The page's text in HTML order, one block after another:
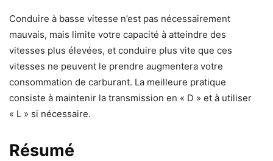
Conduire à basse vitesse n’est pas nécessairement
mauvais, mais limite votre capacité à atteindre des
vitesses plus élevées, et conduire plus vite que ces
vitesses ne peuvent le prendre augmentera votre
consommation de carburant. La meilleure pratique
consiste à maintenir la transmission en « D » et à utiliser
« L » si nécessaire.
Résumé